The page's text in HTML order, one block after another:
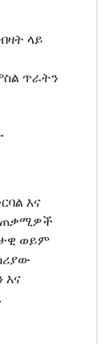
ላይ
ጥራትን
እና
ወይም
እና